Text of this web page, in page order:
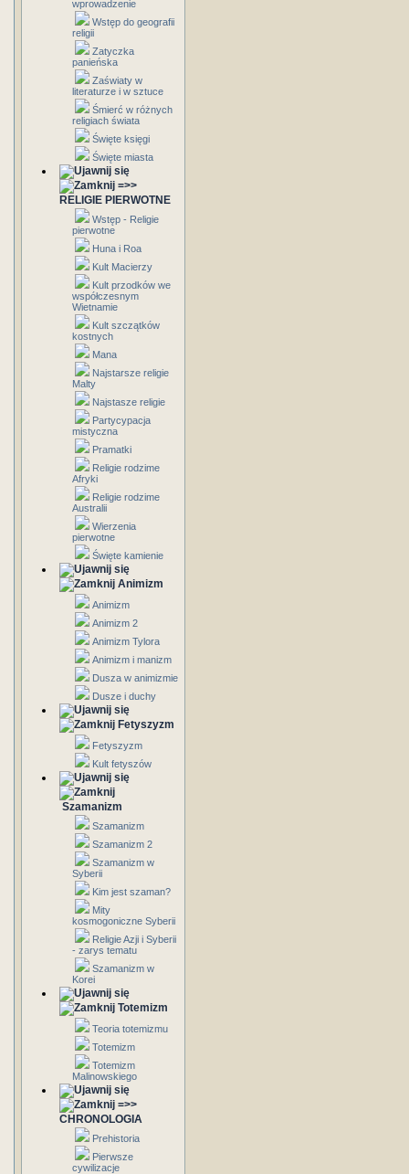
wprowadzenie
Wstęp do geografii
religii
Zatyczka
panieńska
Zaświaty w
literaturze i w sztuce
Śmierć w różnych
religiach świata
Święte księgi
Święte miasta
=>>
RELIGIE PIERWOTNE
Wstęp - Religie
pierwotne
Huna i Roa
Kult Macierzy
Kult przodków we
współczesnym
Wietnamie
Kult szczątków
kostnych
Mana
Najstarsze religie
Malty
Najstasze religie
Partycypacja
mistyczna
Pramatki
Religie rodzime
Afryki
Religie rodzime
Australii
Wierzenia
pierwotne
Święte kamienie
Animizm
Animizm
Animizm 2
Animizm Tylora
Animizm i manizm
Dusza w animizmie
Dusze i duchy
Fetyszyzm
Fetyszyzm
Kult fetyszów
Szamanizm
Szamanizm
Szamanizm 2
Szamanizm w
Syberii
Kim jest szaman?
Mity
kosmogoniczne Syberii
Religie Azji i Syberii
- zarys tematu
Szamanizm w
Korei
Totemizm
Teoria totemizmu
Totemizm
Totemizm
Malinowskiego
=>>
CHRONOLOGIA
Prehistoria
Pierwsze
cywilizacje